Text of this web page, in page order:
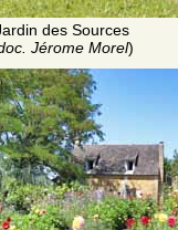
des Sources
Jérome Morel)